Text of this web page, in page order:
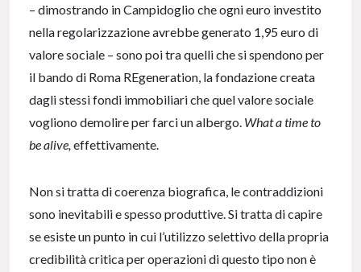
– dimostrando in Campidoglio che ogni euro investito
nella regolarizzazione avrebbe generato 1,95 euro di
valore sociale – sono poi tra quelli che si spendono per
il bando di Roma REgeneration, la fondazione creata
dagli stessi fondi immobiliari che quel valore sociale
vogliono demolire per farci un albergo. What a time to
be alive, effettivamente.
Non si tratta di coerenza biografica, le contraddizioni
sono inevitabili e spesso produttive. Si tratta di capire
se esiste un punto in cui l’utilizzo selettivo della propria
credibilità critica per operazioni di questo tipo non è